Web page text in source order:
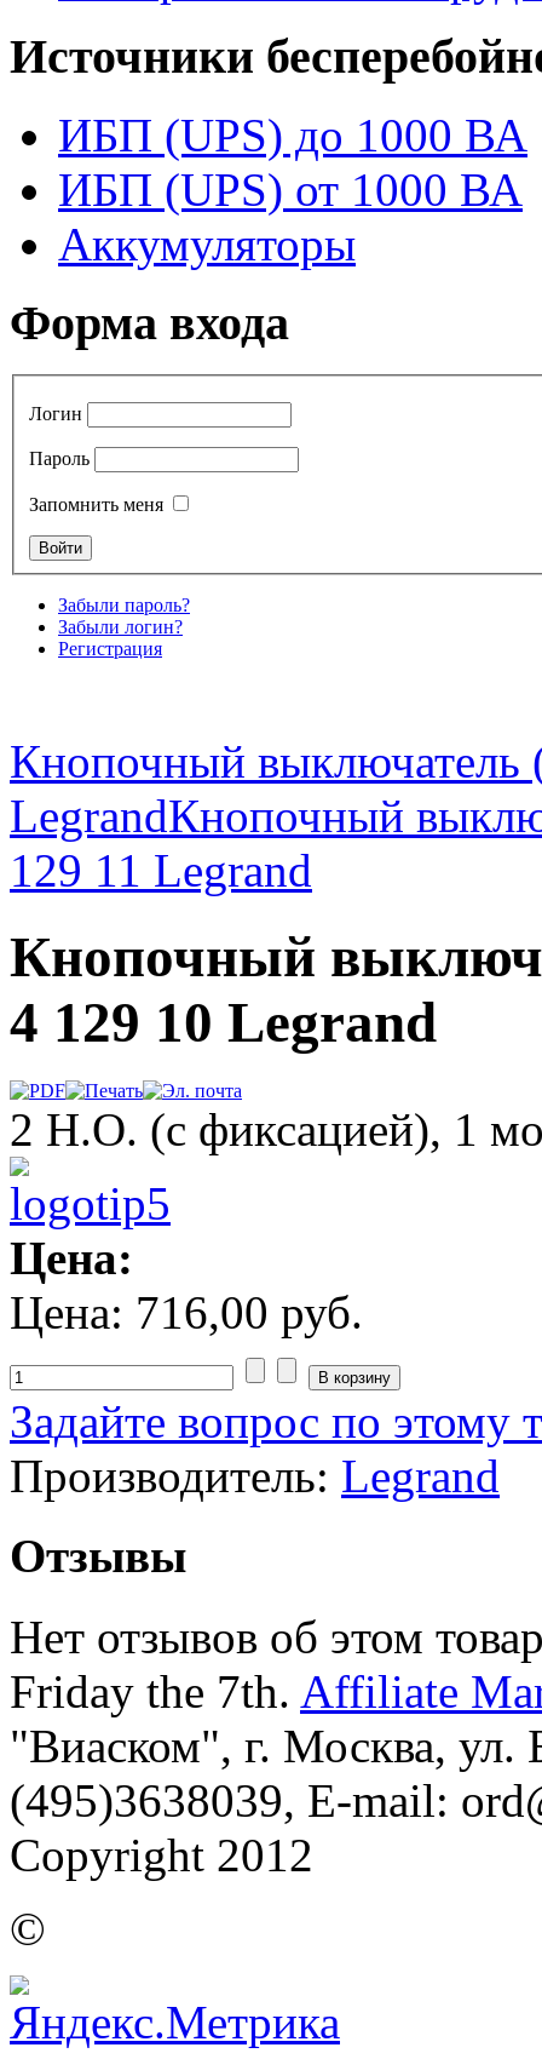
Источники
ИБП (UPS) до 1000 ВА
ИБП (UPS) от 1000 ВА
Аккумуляторы
Форма входа
Логин
Пароль
Запомнить меня
Забыли пароль?
Забыли логин?
Регистрация
Кнопочный выключатель
LegrandКнопочный
129 11 Legrand
Кнопочный
4 129 10 Legrand
2 Н.О. (с фиксацией), 1
Цена:
Цена: 716,00 руб.
Задайте вопрос по этому
Производитель: Legrand
Отзывы
Нет отзывов об этом
Friday the 7th. Affiliate
"Виаском", г. Москва, ул.
(495)3638039, E-mail:
Copyright 2012
©